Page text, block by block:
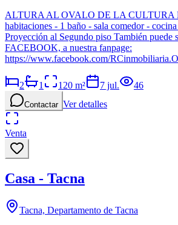
ALTURA AL OVALO DE LA CULTURA
habitaciones - 1 baño - sala comedor -
Proyección al Segundo piso También puede
FACEBOOK, a nuestra fanpage:
https://www.facebook.com/
2 1 120 m² 7 jul. 46
Contactar Ver detalles
Venta
Casa - Tacna
Tacna, Departamento de Tacna